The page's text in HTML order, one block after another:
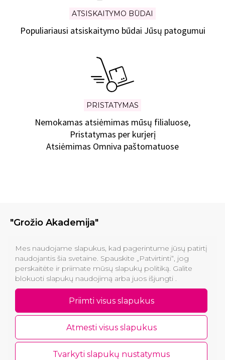
ATSISKAITYMO BŪDAI
Populiariausi atsiskaitymo būdai Jūsų patogumui
PRISTATYMAS
Nemokamas atsiėmimas mūsų filialuose,
Pristatymas per kurjerį
Atsiėmimas Omniva paštomatuose
"Grožio Akademija"
Klinikos
Informacija pirkėjams
Mes naudojame slapukus, kad pagerintume jūsų patirtį
naudojantis šia svetaine. Spauskite „Patvirtinti“, jog
perskaitėte ir priimate mūsų slapukų politiką. Galite
blokuoti slapukų naudojimą arba juos išjungti .
Priimti visus slapukus
Atmesti visus slapukus
Tvarkyti slapukų nustatymus